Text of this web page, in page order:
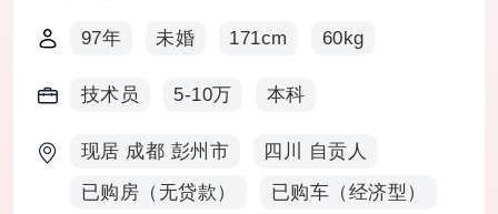
97年 未婚 171cm 60kg
技术员 5-10万 本科
现居 成都 彭州市
四川 自贡人
已购房（无贷款）
已购车（经济型）